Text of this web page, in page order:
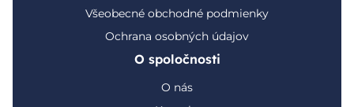
Všeobecné obchodné podmienky
Ochrana osobných údajov
O spoločnosti
O nás